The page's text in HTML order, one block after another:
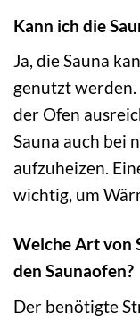
Kann ich die
Ja, die Sauna
genutzt werden.
der Ofen
Sauna auch bei
aufzuheizen.
wichtig, um
Welche Art von
den Saunaofen?
Der benötigte